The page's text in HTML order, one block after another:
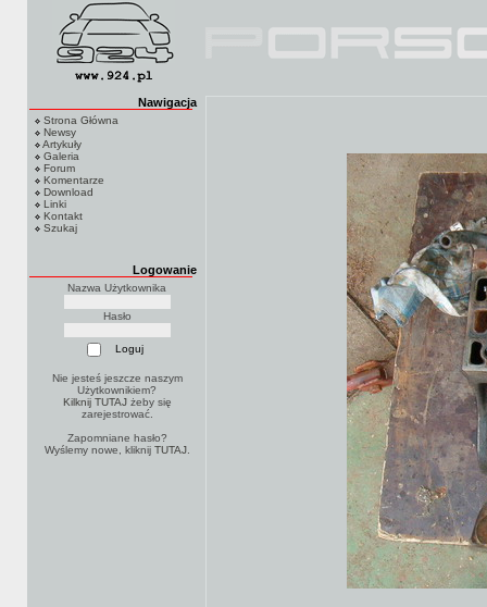
Nawigacja
Strona Główna
Newsy
Artykuły
Galeria
Forum
Komentarze
Download
Linki
Kontakt
Szukaj
Logowanie
Nazwa Użytkownika
Hasło
Nie jesteś jeszcze naszym
Użytkownikiem?
Kilknij TUTAJżeby się
zarejestrować.
Zapomniane hasło?
Wyślemy nowe, kliknij TUTAJ.